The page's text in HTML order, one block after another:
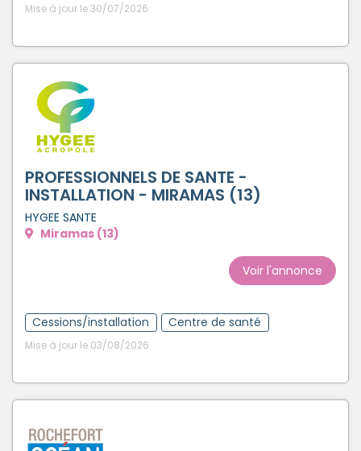
Mise à jour le 30/07/2026
PROFESSIONNELS DE SANTE -
INSTALLATION - MIRAMAS (13)
HYGEE SANTE
Miramas (13)
Voir l'annonce
Cessions/installation Centre de santé
Mise à jour le 03/08/2026